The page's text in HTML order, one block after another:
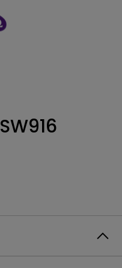
SW916